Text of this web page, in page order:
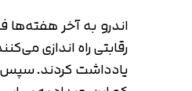
رقابتی راه اندازی
یادداشت کردند. سپس